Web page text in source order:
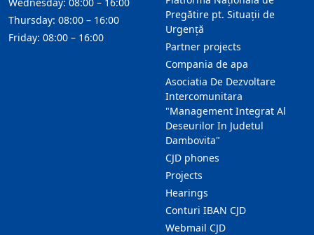
Pregătire pt. Situații de
Urgență
Partner projects
Compania de apa
Asociatia De Dezvoltare
Intercomunitara
"Management Integrat Al
Deseurilor In Judetul
Dambovita"
CJD phones
Projects
Hearings
Conturi IBAN CJD
Webmail CJD
Thursday: 08:00 – 16:00
Friday: 08:00 – 16:00